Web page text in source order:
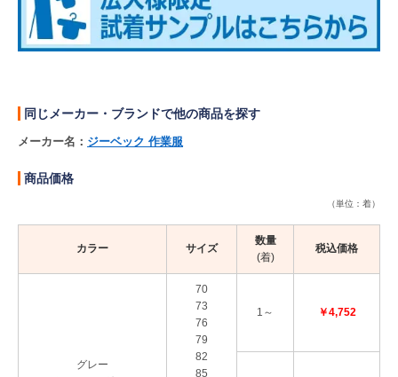
同じメーカー・ブランドで他の商品を探す
メーカー名： ジーベック 作業服
商品価格
（単位：着）
カラー サイズ
数量
(着)
税込価格
グレー
70
73
76
79
82
85
1～ ￥4,752